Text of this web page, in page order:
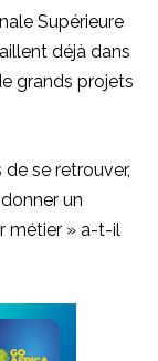
Supérieure
déjà dans
grands projets
se retrouver,
un
métier » a-t-il